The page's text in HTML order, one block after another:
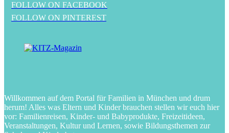
FOLLOW ON FACEBOOK
FOLLOW ON PINTEREST
Willkommen auf dem Portal für Familien in München und drum
herum! Alles was Eltern und Kinder brauchen stellen wir euch hier
vor: Familienreisen, Kinder- und Babyprodukte, Freizeitideen,
Veranstaltungen, Kultur und Lernen, sowie Bildungsthemen zur